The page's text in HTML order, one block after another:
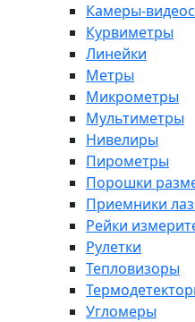
Камеры-
Курвиметры
Линейки
Метры
Микрометры
Мультиметры
Нивелиры
Пирометры
Порошки
Приемники
Рейки
Рулетки
Тепловизоры
Угломеры